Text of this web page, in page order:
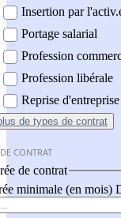
Insertion par
Portage salarial
Profession
Profession libérale
Reprise d'entreprise
de types de contrat
CONTRAT
de contrat
minimale (en mois)